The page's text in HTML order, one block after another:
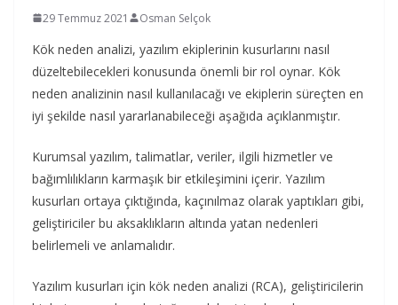
29 Temmuz 2021 Osman Selçok
Kök neden analizi, yazılım ekiplerinin kusurlarını nasıl
düzeltebilecekleri konusunda önemli bir rol oynar. Kök
neden analizinin nasıl kullanılacağı ve ekiplerin süreçten en
iyi şekilde nasıl yararlanabileceği aşağıda açıklanmıştır.
Kurumsal yazılım, talimatlar, veriler, ilgili hizmetler ve
bağımlılıkların karmaşık bir etkileşimini içerir. Yazılım
kusurları ortaya çıktığında, kaçınılmaz olarak yaptıkları gibi,
geliştiriciler bu aksaklıkların altında yatan nedenleri
belirlemeli ve anlamalıdır.
Yazılım kusurları için kök neden analizi (RCA), geliştiricilerin